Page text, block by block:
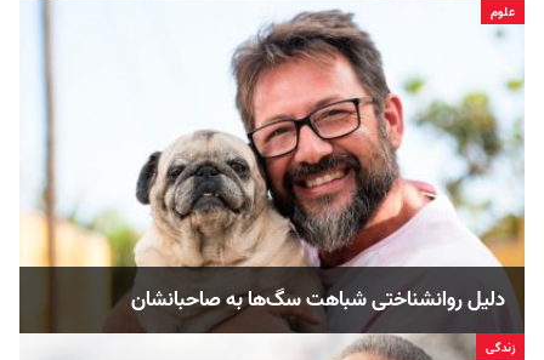
علوم
دلیل روانشناختی شباهت سگ‌ها به صاحبانشان
زندگی